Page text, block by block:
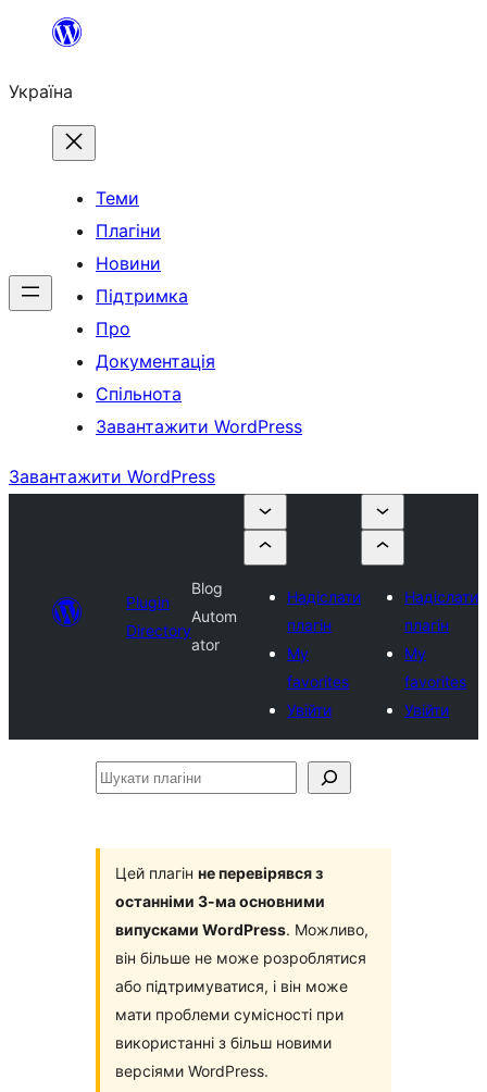
Перейти
вмісту
Україна
Теми
Плагіни
Новини
Підтримка
Про
Документація
Спільнота
Завантажити WordPress
Завантажити WordPress
Plugin
Directory
Blog
Autom
ator
Надіслати
плагін
My
favorites
Увійти
Надіслати
плагін
My
favorites
Увійти
Шукати
Цей плагін не перевірявся з
останніми 3-ма основними
випусками WordPress. Можливо,
він більше не може розроблятися
або підтримуватися, і він може
мати проблеми сумісності при
використанні з більш новими
версіями WordPress.